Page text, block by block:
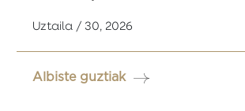
Uztaila / 30, 2026
Albiste guztiak